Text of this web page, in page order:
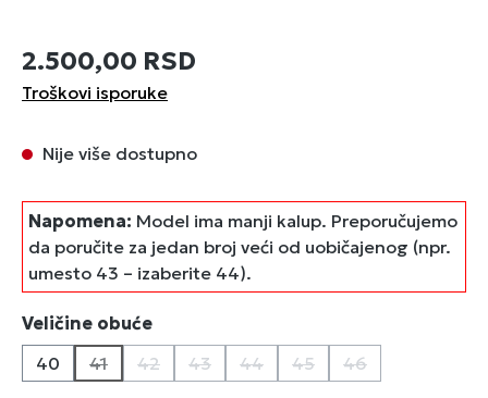
2.500,00 RSD
Troškovi isporuke
Nije više dostupno
Napomena: Model ima manji kalup. Preporučujemo
da poručite za jedan broj veći od uobičajenog (npr.
umesto 43 – izaberite 44).
Izaberi
Veličine obuće
40
41
(Ova opcija trenutno nije dostupna.)
42
(Ova opcija trenutno nije dostupna.)
43
(Ova opcija trenutno nije dostupna.)
44
(Ova opcija trenutno nije
45
(Ova opcija trenutno
46
(Ova opcija